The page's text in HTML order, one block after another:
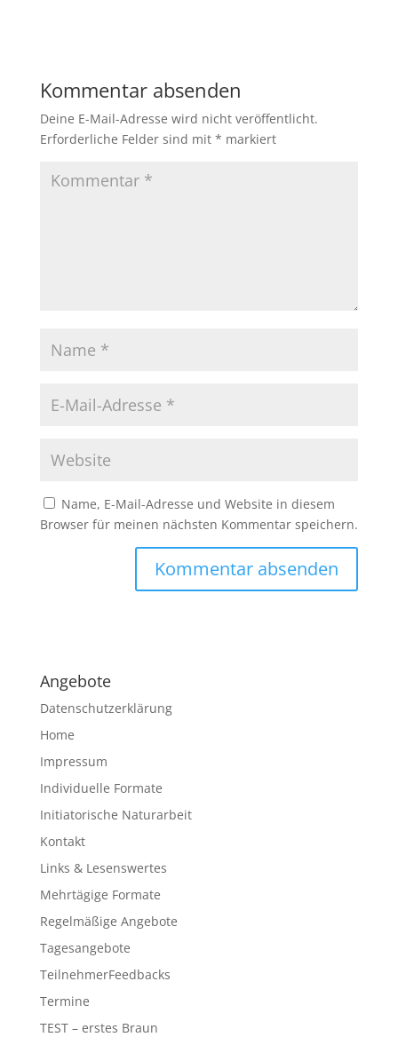
Kommentar absenden
Deine E-Mail-Adresse wird nicht veröffentlicht.
Erforderliche Felder sind mit * markiert
Name, E-Mail-Adresse und Website in diesem
Browser für meinen nächsten Kommentar speichern.
r
n
t
i
v
Angebote
Datenschutzerklärung
Home
Impressum
Individuelle Formate
Initiatorische Naturarbeit
Kontakt
Links & Lesenswertes
Mehrtägige Formate
Regelmäßige Angebote
Tagesangebote
TeilnehmerFeedbacks
Termine
TEST – erstes Braun